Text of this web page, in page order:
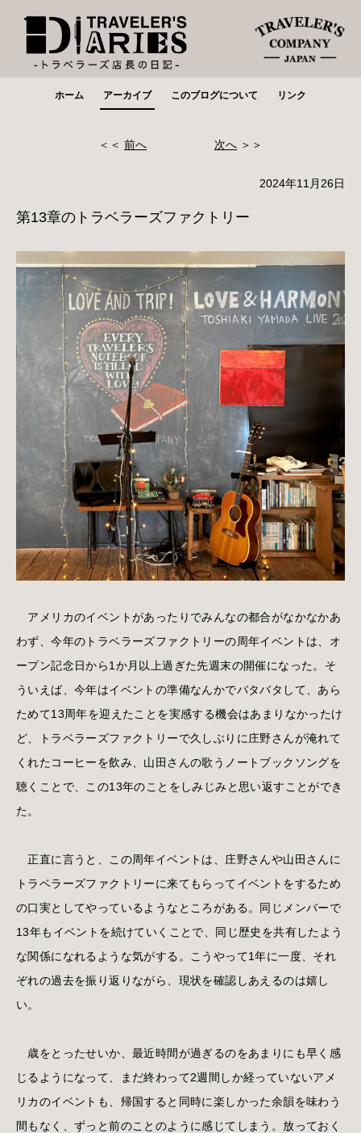
ホーム アーカイブ このブログについて リンク
＜＜ 前へ 次へ ＞＞
2024年11月26日
第13章のトラベラーズファクトリー
アメリカのイベントがあったりでみんなの都合がなかなかあ
わず、今年のトラベラーズファクトリーの周年イベントは、オ
ープン記念日から1か月以上過ぎた先週末の開催になった。そ
ういえば、今年はイベントの準備なんかでバタバタして、あら
ためて13周年を迎えたことを実感する機会はあまりなかったけ
ど、トラベラーズファクトリーで久しぶりに庄野さんが淹れて
くれたコーヒーを飲み、山田さんの歌うノートブックソングを
聴くことで、この13年のことをしみじみと思い返すことができ
た。
正直に言うと、この周年イベントは、庄野さんや山田さんに
トラベラーズファクトリーに来てもらってイベントをするため
の口実としてやっているようなところがある。同じメンバーで
13年もイベントを続けていくことで、同じ歴史を共有したよう
な関係になれるような気がする。こうやって1年に一度、それ
ぞれの過去を振り返りながら、現状を確認しあえるのは嬉し
い。
歳をとったせいか、最近時間が過ぎるのをあまりにも早く感
じるようになって、まだ終わって2週間しか経っていないアメ
リカのイベントも、帰国すると同時に楽しかった余韻を味わう
間もなく、ずっと前のことのように感じてしまう。放っておく